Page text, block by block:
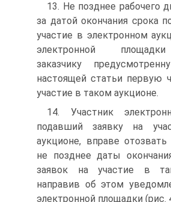
13. Не позднее рабочего
за датой окончания срока
участие в электронном
электронной
заказчику
настоящей статьи первую
участие в таком аукционе.
14. Участник
подавший заявку на
аукционе, вправе
не позднее даты
заявок на участие в
направив об этом
электронной площадки (рис.